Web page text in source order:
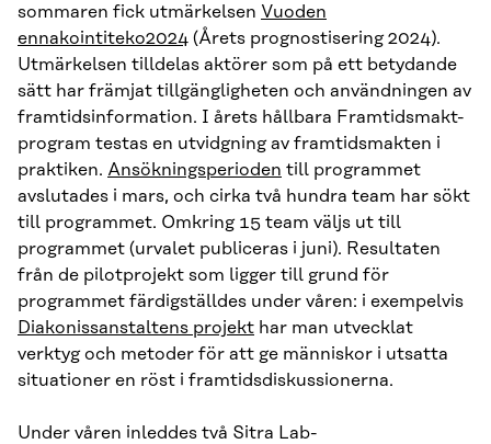
sommaren fick utmärkelsen Vuoden
ennakointiteko2024 (Årets prognostisering 2024).
Utmärkelsen tilldelas aktörer som på ett betydande
sätt har främjat tillgängligheten och användningen av
framtidsinformation. I årets hållbara Framtidsmakt-
program testas en utvidgning av framtidsmakten i
praktiken. Ansökningsperioden till programmet
avslutades i mars, och cirka två hundra team har sökt
till programmet. Omkring 15 team väljs ut till
programmet (urvalet publiceras i juni). Resultaten
från de pilotprojekt som ligger till grund för
programmet färdigställdes under våren: i exempelvis
Diakonissanstaltens projekt har man utvecklat
verktyg och metoder för att ge människor i utsatta
situationer en röst i framtidsdiskussionerna.
Under våren inleddes två Sitra Lab-